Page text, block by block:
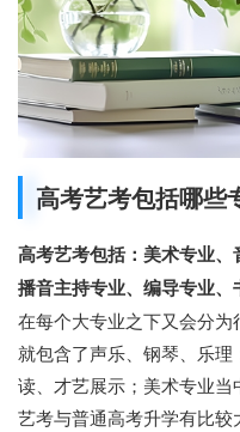
高考艺考包括哪些
高考艺考包括：美术专业、
播音主持专业、编导专业、
在每个大专业之下又会分
就包含了声乐、钢琴、乐
读、才艺展示；美术专业当
艺考与普通高考升学有比